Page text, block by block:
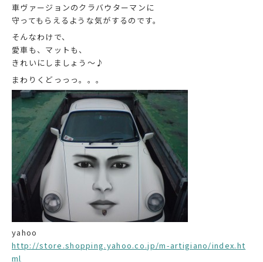
車ヴァージョンのクラバウターマンに
守ってもらえるような気がするのです。
そんなわけで、
愛車も、マットも、
きれいにしましょう～♪
まわりくどっっっ。。。
yahoo
http://store.shopping.yahoo.co.jp/m-artigiano/index.ht
ml